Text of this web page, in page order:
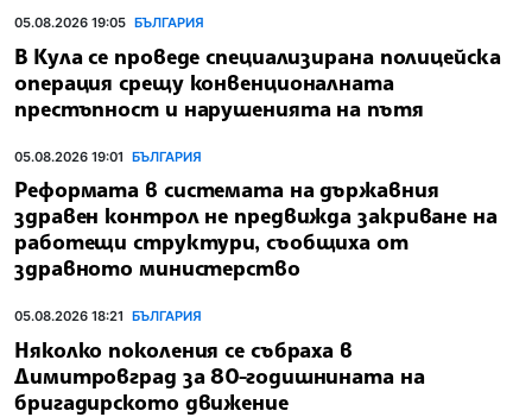
05.08.2026 19:05 БЪЛГАРИЯ
В Кула се проведе специализирана полицейска
операция срещу конвенционалната
престъпност и нарушенията на пътя
05.08.2026 19:01 БЪЛГАРИЯ
Реформата в системата на държавния
здравен контрол не предвижда закриване на
работещи структури, съобщиха от
здравното министерство
05.08.2026 18:21 БЪЛГАРИЯ
Няколко поколения се събраха в
Димитровград за 80-годишнината на
бригадирското движение